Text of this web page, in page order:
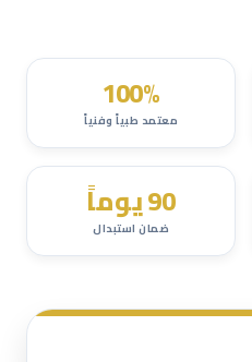
100%
معتمد طبياً وفنياً
90 يوماً
ضمان استبدال